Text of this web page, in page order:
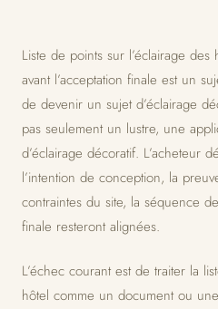
Liste de points sur l’éclairage
avant l’acceptation finale est un
de devenir un sujet d’éclairage
pas seulement un lustre, une
d’éclairage décoratif. L’acheteur
l’intention de conception, la
contraintes du site, la séquence
finale resteront alignées.
L’échec courant est de traiter la
hôtel comme un document ou